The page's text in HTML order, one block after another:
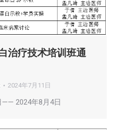
治疗技术培训班通
2024年7月11日
2024年8月4日